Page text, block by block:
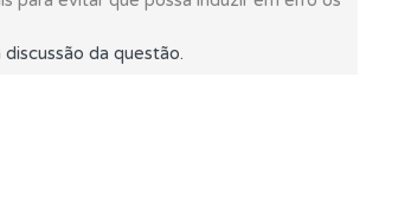
da questão.